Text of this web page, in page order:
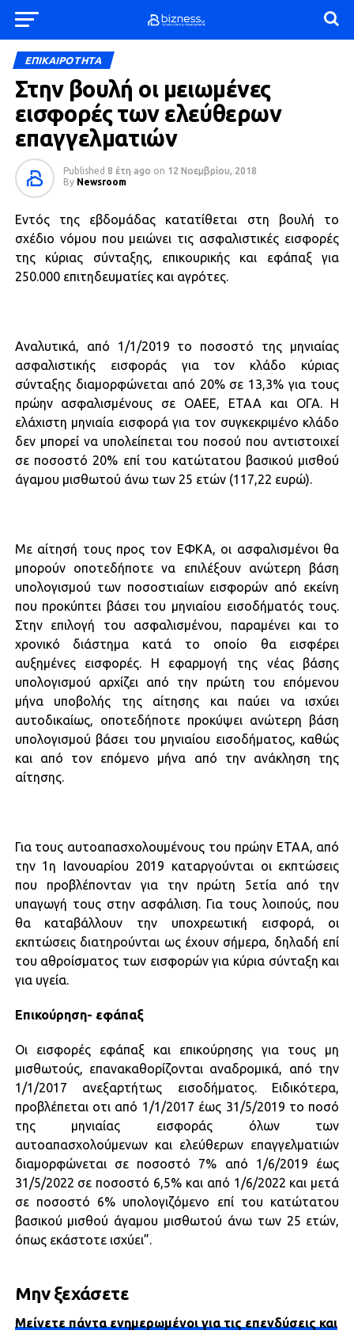
ΕΠΙΚΑΙΡΟΤΗΤΑ
Στην βουλή οι μειωμένες
εισφορές των ελεύθερων
επαγγελματιών
Published 8 έτη ago on 12 Νοεμβρίου, 2018
By Newsroom
Εντός της εβδομάδας κατατίθεται στη βουλή το
σχέδιο νόμου που μειώνει τις ασφαλιστικές εισφορές
της κύριας σύνταξης, επικουρικής και εφάπαξ για
250.000 επιτηδευματίες και αγρότες.
Αναλυτικά, από 1/1/2019 το ποσοστό της μηνιαίας
ασφαλιστικής εισφοράς για τον κλάδο κύριας
σύνταξης διαμορφώνεται από 20% σε 13,3% για τους
πρώην ασφαλισμένους σε ΟΑΕΕ, ΕΤΑΑ και ΟΓΑ. Η
ελάχιστη μηνιαία εισφορά για τον συγκεκριμένο κλάδο
δεν μπορεί να υπολείπεται του ποσού που αντιστοιχεί
σε ποσοστό 20% επί του κατώτατου βασικού μισθού
άγαμου μισθωτού άνω των 25 ετών (117,22 ευρώ).
Με αίτησή τους προς τον ΕΦΚΑ, οι ασφαλισμένοι θα
μπορούν οποτεδήποτε να επιλέξουν ανώτερη βάση
υπολογισμού των ποσοστιαίων εισφορών από εκείνη
που προκύπτει βάσει του μηνιαίου εισοδήματός τους.
Στην επιλογή του ασφαλισμένου, παραμένει και το
χρονικό διάστημα κατά το οποίο θα εισφέρει
αυξημένες εισφορές. Η εφαρμογή της νέας βάσης
υπολογισμού αρχίζει από την πρώτη του επόμενου
μήνα υποβολής της αίτησης και παύει να ισχύει
αυτοδικαίως, οποτεδήποτε προκύψει ανώτερη βάση
υπολογισμού βάσει του μηνιαίου εισοδήματος, καθώς
και από τον επόμενο μήνα από την ανάκληση της
αίτησης.
Για τους αυτοαπασχολουμένους του πρώην ΕΤΑΑ, από
την 1η Ιανουαρίου 2019 καταργούνται οι εκπτώσεις
που προβλέπονταν για την πρώτη 5ετία από την
υπαγωγή τους στην ασφάλιση. Για τους λοιπούς, που
θα καταβάλλουν την υποχρεωτική εισφορά, οι
εκπτώσεις διατηρούνται ως έχουν σήμερα, δηλαδή επί
του αθροίσματος των εισφορών για κύρια σύνταξη και
για υγεία.
Επικούρηση- εφάπαξ
Οι εισφορές εφάπαξ και επικούρησης για τους μη
μισθωτούς, επανακαθορίζονται αναδρομικά, από την
1/1/2017 ανεξαρτήτως εισοδήματος. Ειδικότερα,
προβλέπεται οτι από 1/1/2017 έως 31/5/2019 το ποσό
της μηνιαίας εισφοράς όλων των
αυτοαπασχολούμενων και ελεύθερων επαγγελματιών
διαμορφώνεται σε ποσοστό 7% από 1/6/2019 έως
31/5/2022 σε ποσοστό 6,5% και από 1/6/2022 και μετά
σε ποσοστό 6% υπολογιζόμενο επί του κατώτατου
βασικού μισθού άγαμου μισθωτού άνω των 25 ετών,
όπως εκάστοτε ισχύει”.
Μην ξεχάσετε
Μείνετε πάντα ενημερωμένοι για τις επενδύσεις και